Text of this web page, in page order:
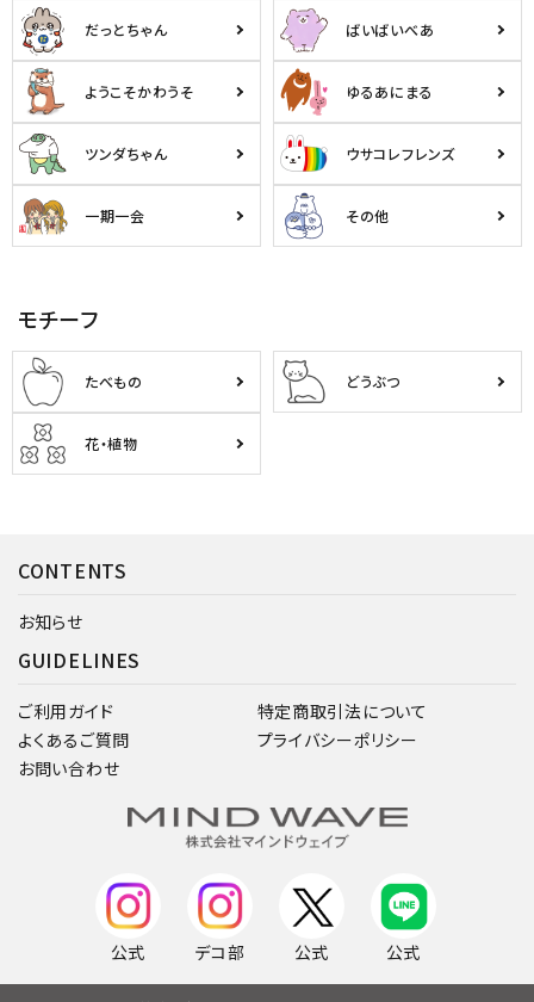
だっとちゃん ばいばいべあ
ようこそかわうそ ゆるあにまる
ツンダちゃん ウサコレフレンズ
一期一会 その他
モチーフ
たべもの どうぶつ
花・植物
CONTENTS
お知らせ
GUIDELINES
ご利用ガイド
よくあるご質問
お問い合わせ
特定商取引法について
プライバシーポリシー
公式 デコ部 公式 公式